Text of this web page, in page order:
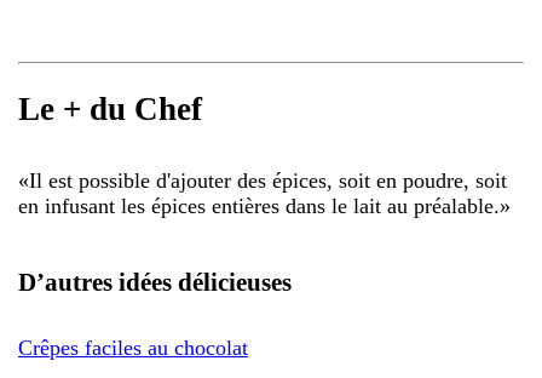
Le + du Chef
«Il est possible d'ajouter des épices, soit en poudre, soit
en infusant les épices entières dans le lait au préalable.»
D’autres idées délicieuses
Crêpes faciles au chocolat